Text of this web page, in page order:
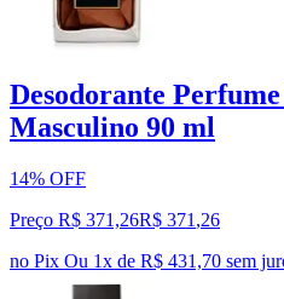
Desodorante
Masculino 90 ml
14% OFF
Preço R$ 371,26R$ 371 ,26
no Pix Ou 1x de R$ 431,70 sem